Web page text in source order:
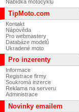
Nabídka motocyklu
TipMoto.com
Kontakt
Nápověda
Pro webmastery
Databáze modelů
Ukradené moto
Pro inzerenty
Informace
Registrace firmy
Soukromá inzerce
Reklama na serveru
Administrace
Novinky emailem